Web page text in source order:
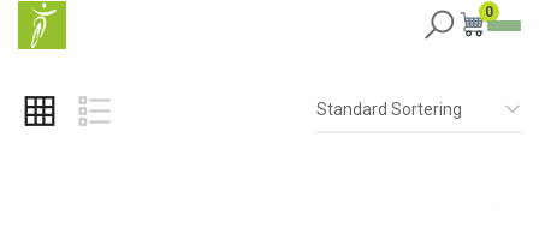
0
Standard Sortering